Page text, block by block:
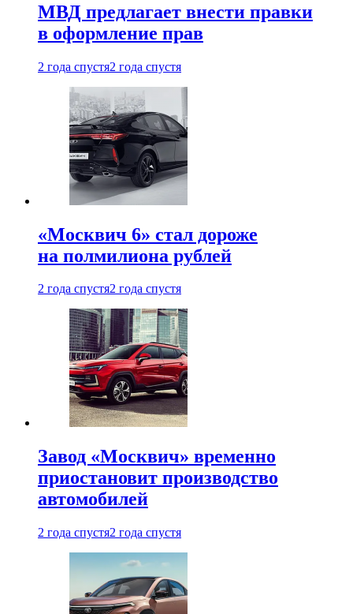
МВД предлагает внести правки
в оформление прав
2 года спустя2 года спустя
«Москвич 6» стал дороже
на полмилиона рублей
2 года спустя2 года спустя
Завод «Москвич» временно
приостановит производство
автомобилей
2 года спустя2 года спустя